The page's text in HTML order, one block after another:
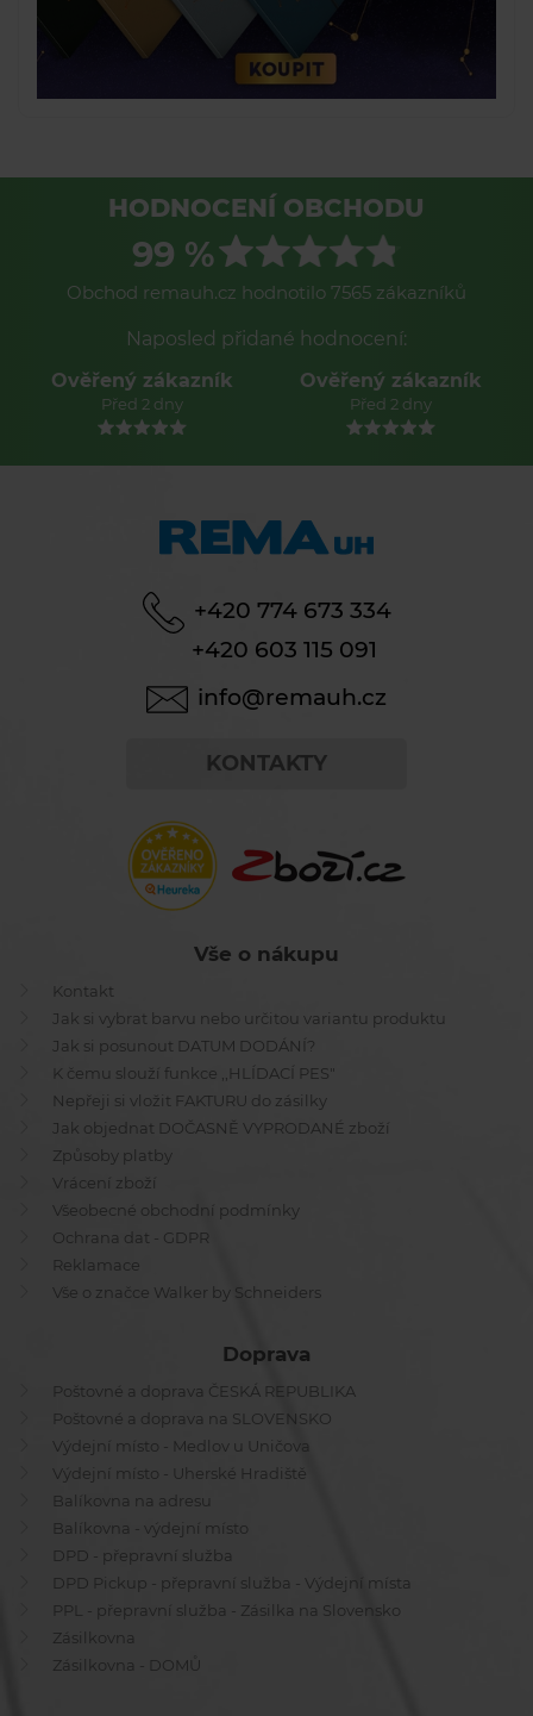
HODNOCENÍ OBCHODU
99 %
Obchod remauh.cz hodnotilo 7565 zákazníků
Naposled přidané hodnocení:
Ověřený zákazník
Před 2 dny
Ověřený zákazník
Před 2 dny
+420 774 673 334
+420 603 115 091
info@remauh.cz
KONTAKTY
Vše o nákupu
Kontakt
Jak si vybrat barvu nebo určitou variantu produktu
Jak si posunout DATUM DODÁNÍ?
K čemu slouží funkce ,,HLÍDACÍ PES"
Nepřeji si vložit FAKTURU do zásilky
Jak objednat DOČASNĚ VYPRODANÉ zboží
Způsoby platby
Vrácení zboží
Všeobecné obchodní podmínky
Ochrana dat - GDPR
Reklamace
Vše o značce Walker by Schneiders
Doprava
Poštovné a doprava ČESKÁ REPUBLIKA
Poštovné a doprava na SLOVENSKO
Výdejní místo - Medlov u Uničova
Výdejní místo - Uherské Hradiště
Balíkovna na adresu
Balíkovna - výdejní místo
DPD - přepravní služba
DPD Pickup - přepravní služba - Výdejní místa
PPL - přepravní služba - Zásilka na Slovensko
Zásilkovna
Zásilkovna - DOMŮ